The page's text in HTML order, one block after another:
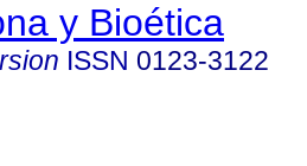
y Bioética
ISSN 0123-3122